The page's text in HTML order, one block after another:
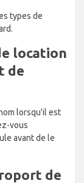
types de
location
de
lorsqu'il est
vous
avant de le
de